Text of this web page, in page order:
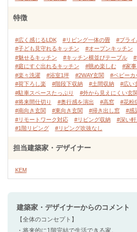
特徴
#広く感じるLDK #リビング一体の畳 #プラ
#子ども見守れるキッチン
#オープンキッチン
#魅せるキッチン
#キッチン横並びテーブル
#庭にすぐ出れるキッチン
#眺め楽しむ #家
#楽々洗濯
#浴室1坪 #2WAY玄関
#ベビーカ
#荷下ろし楽
#階段下収納 #土間収納
#広い
#駐車スペースたっぷり
#外から見えにくい玄
#将来間仕切り
#奥行感を演出 #高窓 #花粉
#南向き玄関
#東向き玄関 #掃き出し窓
#感
#リモートワーク対応
#リビング収納 #深い
#1階リビング
#リビング吹抜なし
担当建築家・デザイナー
KEM
建築家・デザイナーからのコメント
【全体のコンセプト】
・将来的に1階完結で生活できる家。